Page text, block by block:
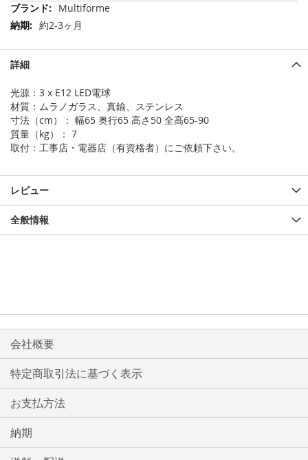
そ
の
他
の
情
Multiforme
約2-3ヶ月
詳細
光源：3 x E12 LED電球
材質：ムラノガラス、真鍮、ステンレス
寸法（cm）： 幅65 奥行65 高さ50 全高65-90
質量（kg）： 7
取付：工事店・電器店（有資格者）にご依頼下さい。
レビュー
全般情報
会社概要
特定商取引法に基づく表示
お支払方法
納期